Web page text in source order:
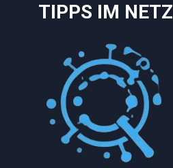
TIPPS IM NETZ